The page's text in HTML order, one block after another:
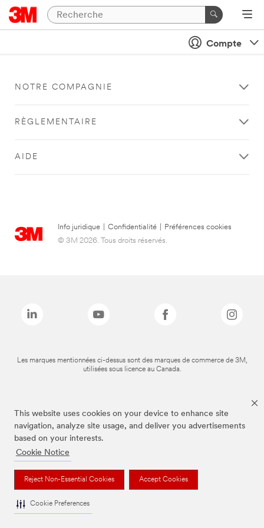
This website uses cookies on your device to enhance site
navigation, analyze site usage, and deliver you advertisements
based on your interests.
Cookie Notice
Reject Non-Essential Cookies Accept Cookies
Cookie Preferences
Compte
NOTRE COMPAGNIE
RÈGLEMENTAIRE
AIDE
Info juridique Confidentialité
Préférences cookies
© 3M 2026. Tous droits réservés.
Les marques mentionnées ci-dessus sont des marques de commerce de 3M,
utilisées sous licence au Canada.